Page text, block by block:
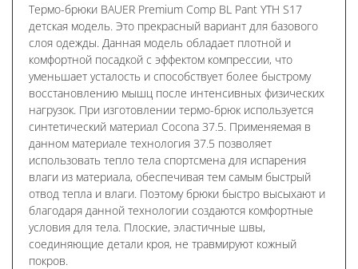
Термо-брюки BAUER Premium Comp BL Pant YTH S17
детская модель. Это прекрасный вариант для базового
слоя одежды. Данная модель обладает плотной и
комфортной посадкой с эффектом компрессии, что
уменьшает усталость и способствует более быстрому
восстановлению мышц после интенсивных физических
нагрузок. При изготовлении термо-брюк используется
синтетический материал Cocona 37.5. Применяемая в
данном материале технология 37.5 позволяет
использовать тепло тела спортсмена для испарения
влаги из материала, обеспечивая тем самым быстрый
отвод тепла и влаги. Поэтому брюки быстро высыхают и
благодаря данной технологии создаются комфортные
условия для тела. Плоские, эластичные швы,
соединяющие детали кроя, не травмируют кожный
покров.